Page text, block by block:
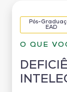
Pós-
EAD
O QUE